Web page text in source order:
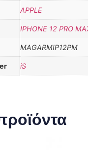
APPLE
IPHONE 12 PRO
MAGARMIP12PM
iS